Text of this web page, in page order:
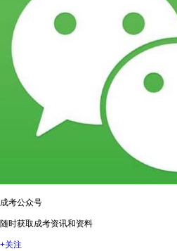
成考公众号
随时获取成考资讯和资料
+关注